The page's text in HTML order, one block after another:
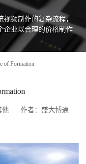
频制作的复杂流程，
企业以合理的价格制作
of Formation
他 作者：盛大博通